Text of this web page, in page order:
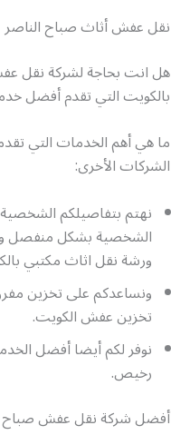
نقل عفش أثاث صباح الناصر
هل انت بحاجة لشركة نقل
بالكويت التي تقدم أفضل
ما هي أهم الخدمات التي
الشركات الأخرى:
نهتم بتفاصيلكم
الشخصية بشكل منفصل
ورشة نقل اثاث مكتبي
ونساعدكم على تخزين
تخزين عفش الكويت.
نوفر لكم أيضا أفضل
رخيص.
أفضل شركة نقل عفش صباح